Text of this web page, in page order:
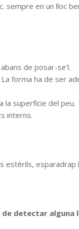
en un lloc
de posar-se'l.
forma ha de ser
superfície del peu.
interns.
esparadrap
detectar